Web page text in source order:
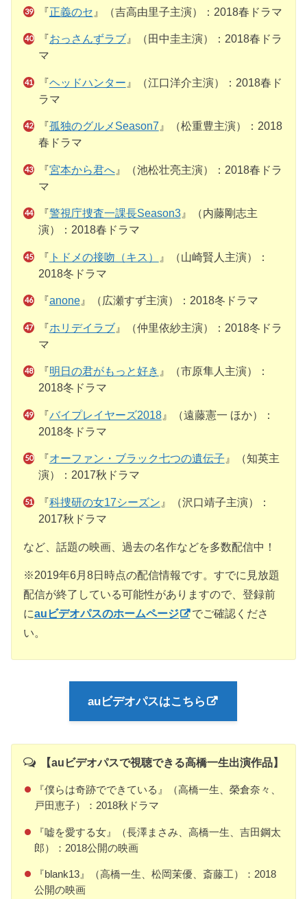
『正義のセ 』（吉高由里子主演）：2018春ドラマ
『おっさんずラブ』（田中圭主演）：2018春ドラ
マ
『ヘッドハンター 』（江口洋介主演）：2018春ド
ラマ
『孤独のグルメSeason7 』（松重豊主演）：2018
春ドラマ
『宮本から君へ』（池松壮亮主演）：2018春ドラ
マ
『警視庁捜査一課長Season3』（内藤剛志主
演）：2018春ドラマ
『 トドメの接吻（キス）
』（山崎賢人主演）：
2018冬ドラマ
『anone』（広瀬すず主演）：2018冬ドラマ
『ホリデイラブ』（仲里依紗主演）：2018冬ドラ
マ
『明日の君がもっと好き 』（市原隼人主演）：
2018冬ドラマ
『バイプレイヤーズ2018』（遠藤憲一 ほか）：
2018冬ドラマ
『オーファン・ブラック七つの遺伝子 』（知英主
演）：2017秋ドラマ
『科捜研の女17シーズン 』（沢口靖子主演）：
2017秋ドラマ
など、話題の映画、過去の名作などを多数配信中！
※2019年6月8日時点の配信情報です。すでに見放題
配信が終了している可能性がありますので、登録前
にauビデオパスのホームページ
でご確認くださ
い。
auビデオパスはこちら
【auビデオパスで視聴できる高橋一生出演作品】
『僕らは奇跡でできている』（高橋一生、榮倉奈々、
戸田恵子）：2018秋ドラマ
『嘘を愛する女』（長澤まさみ、高橋一生、吉田鋼太
郎）：2018公開の映画
『blank13』（高橋一生、松岡茉優、斎藤工）：2018
公開の映画